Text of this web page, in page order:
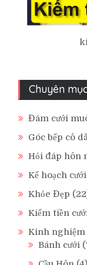
Chuyên
Đám cưới
Góc bếp cô
Hỏi đáp hôn
Kế hoạch cưới
Khỏe Đẹp
Kiếm tiền
Kinh nghiệm
Bánh cưới